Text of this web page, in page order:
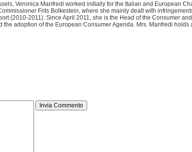
Veronica Manfredi worked initially for the Italian and European
Frits Bolkestein, where she mainly dealt with
(2010-2011). Since April 2011, she is the Head of the Consumer
adoption of the European Consumer Agenda. Mrs. Manfredi